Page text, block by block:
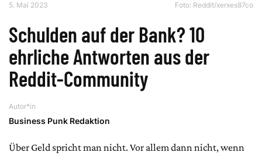
5. Mai 2023 Foto: Reddit/xerxes87co
Schulden auf der Bank? 10
ehrliche Antworten aus der
Reddit-Community
Autor*in
Business Punk Redaktion
Über Geld spricht man nicht. Vor allem dann nicht, wenn